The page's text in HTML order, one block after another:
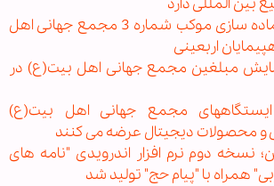
بین المللی دارد
ــ گزارش تصویری/ آماده سازی موکب شماره 3 مجمع جهانی اهل
اربعینی
مبلغین مجمع جهانی اهل بیت(ع) در
مجمع جهانی اهل بیت(ع)
و محصولات دیجیتال عرضه می کنند
نسخه دوم نرم افزار اندرویدی "نامه های
همراه با "پیام حج" تولید شد